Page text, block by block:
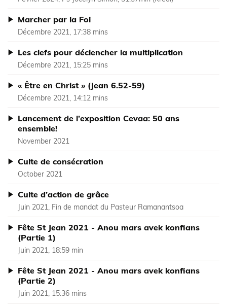
Marcher par la Foi
Décembre 2021, 17:38 mins
Les clefs pour déclencher la multiplication
Décembre 2021, 15:25 mins
« Être en Christ » (Jean 6.52-59)
Décembre 2021, 14:12 mins
Lancement de l’exposition Cevaa: 50 ans
ensemble!
November 2021
Culte de consécration
October 2021
Culte d’action de grâce
Juin 2021, Fin de mandat du Pasteur Ramanantsoa
Fête St Jean 2021 - Anou mars avek konfians
(Partie 1)
Juin 2021, 18:59 min
Fête St Jean 2021 - Anou mars avek konfians
(Partie 2)
Juin 2021, 15:36 mins